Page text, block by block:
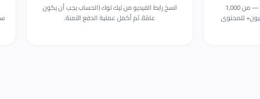
تصفّح الباقات واختر العدد المناسب — من 1,000
للمحتوى
انسخ رابط الفيديو من تيك توك (الحساب يجب أن يكون
عامًا)، ثم أكمل عملية الدفع الآمنة.